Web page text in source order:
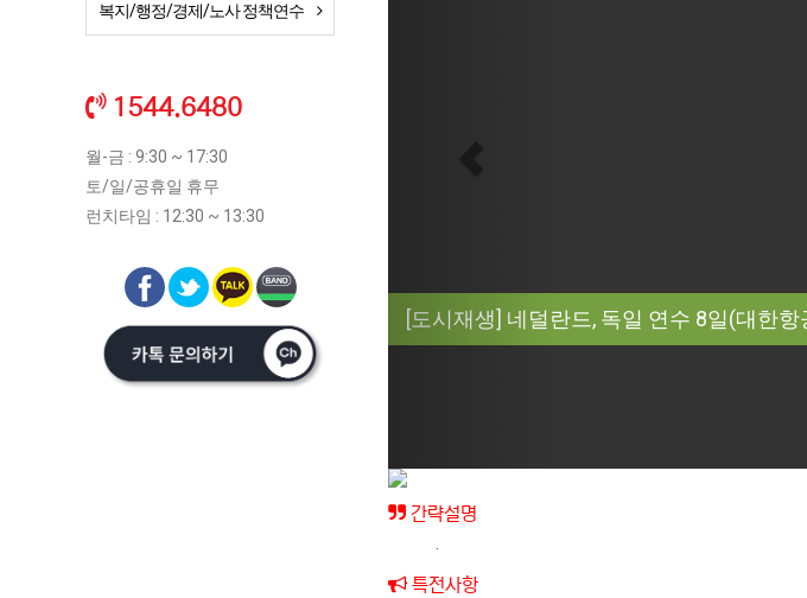
[도시재생] 네덜란드, 독일 연수 8일(대한항
간략설명
특전사항
복지/행정/경제/노사 정책연수
1544.6480
월-금 : 9:30 ~ 17:30
토/일/공휴일 휴무
런치타임 : 12:30 ~ 13:30